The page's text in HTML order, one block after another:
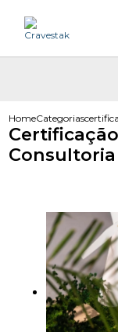
HomeCategorias